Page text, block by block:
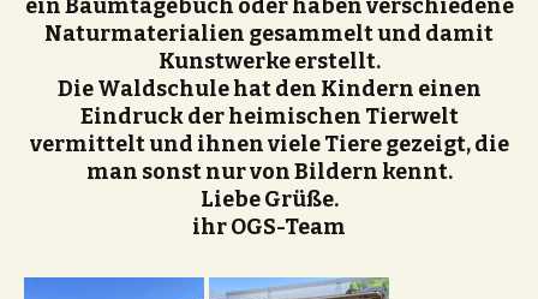
ein Baumtagebuch oder haben verschiedene
Naturmaterialien gesammelt und damit
Kunstwerke erstellt.
Die Waldschule hat den Kindern einen
Eindruck der heimischen Tierwelt
vermittelt und ihnen viele Tiere gezeigt, die
man sonst nur von Bildern kennt.
Liebe Grüße.
ihr OGS-Team